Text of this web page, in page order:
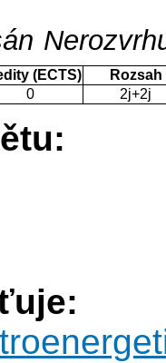
(ECTS)
Rozsah
0 2j+2j